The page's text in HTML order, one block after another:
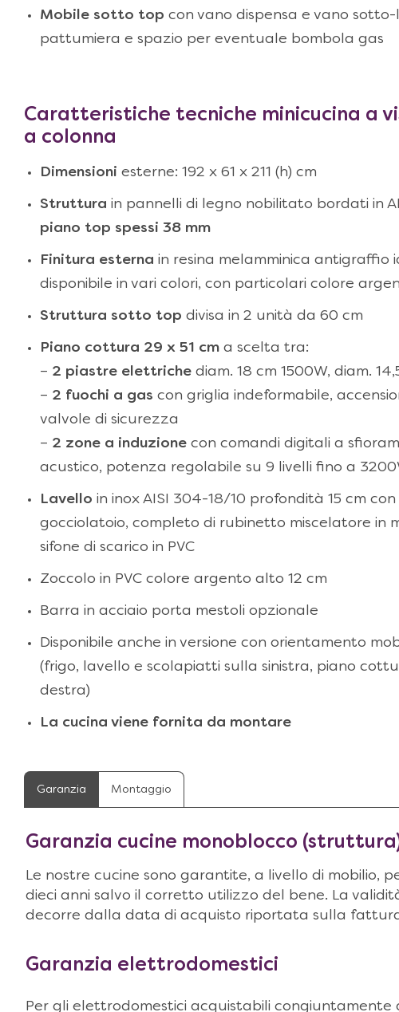
Mobile sotto top con vano dispensa e vano
pattumiera e spazio per eventuale bombola gas
Caratteristiche tecniche minicucina a
a colonna
Dimensioni esterne: 192 x 61 x 211 (h) cm
Struttura in pannelli di legno nobilitato bordati in
piano top spessi 38 mm
Finitura esterna in resina melamminica antigraffio
disponibile in vari colori, con particolari colore
Struttura sotto top divisa in 2 unità da 60 cm
Piano cottura 29 x 51 cm a scelta tra:
– 2 piastre elettriche diam. 18 cm 1500W, diam.
– 2 fuochi a gas con griglia indeformabile,
valvole di sicurezza
– 2 zone a induzione con comandi digitali a
acustico, potenza regolabile su 9 livelli fino a
Lavello in inox AISI 304-18/10 profondità 15 cm
gocciolatoio, completo di rubinetto miscelatore in
sifone di scarico in PVC
Zoccolo in PVC colore argento alto 12 cm
Barra in acciaio porta mestoli opzionale
Disponibile anche in versione con orientamento
(frigo, lavello e scolapiatti sulla sinistra, piano
destra)
La cucina viene fornita da montare
Garanzia Montaggio
Garanzia cucine monoblocco
Le nostre cucine sono garantite, a livello di mobilio,
dieci anni salvo il corretto utilizzo del bene. La
decorre dalla data di acquisto riportata sulla
Garanzia elettrodomestici
Per gli elettrodomestici acquistabili congiuntamente
Forno a microonde